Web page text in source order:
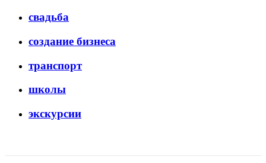
свадьба
создание бизнеса
транспорт
школы
экскурсии